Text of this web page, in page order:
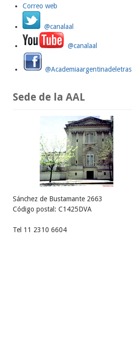
Correo web
@canalaal
@canalaal
@Academiaargentinadeletras
Sede de la AAL
Sánchez de Bustamante 2663
Código postal: C1425DVA
Tel 11 2310 6604